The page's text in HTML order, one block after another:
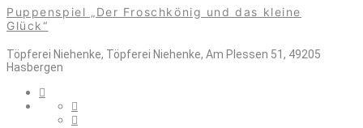
Puppenspiel „Der Froschkönig und das kleine
Glück“
Töpferei Niehenke, Töpferei Niehenke, Am Plessen 51, 49205
Hasbergen